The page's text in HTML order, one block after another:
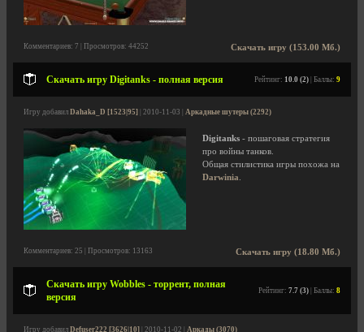
Скачать игру (153.00 Мб.)
Комментариев: 7 | Просмотров: 44252
Скачать игру Digitanks - полная версия Рейтинг: 10.0 (2) | Баллы: 9
Игру добавил Dahaka_D [1523|95] | 2010-11-03 | Аркадные шутеры (2292)
Digitanks - пошаговая стратегия
про войны танков.
Общая стилистика игры похожа на
Darwinia
Скачать игру (18.80 Мб.)
Комментариев: 25 | Просмотров: 13163
Скачать игру Wobbles - торрент, полная
версия
Рейтинг: 7.7 (3) | Баллы: 8
Игру добавил Defuser222 [3626|10] | 2010-11-02 | Аркады (3070)